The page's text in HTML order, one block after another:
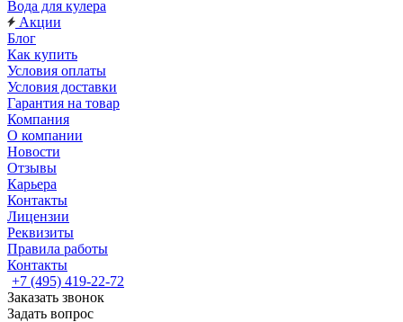
Вода для кулера
Акции
Блог
Как купить
Условия оплаты
Условия доставки
Гарантия на товар
Компания
О компании
Новости
Отзывы
Карьера
Контакты
Лицензии
Реквизиты
Правила работы
Контакты
+7 (495) 419-22-72
Заказать звонок
Задать вопрос